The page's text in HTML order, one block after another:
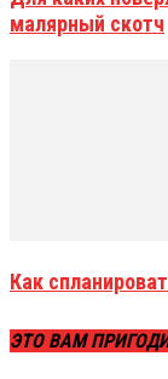
малярный скотч
Как
ЭТО ВАМ